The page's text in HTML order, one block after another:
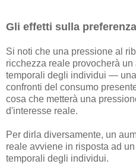
Gli effetti sulla
Si noti che una pressione al
ricchezza reale provocherà
temporali degli individui —
confronti del consumo
cosa che metterà una
d'interesse reale.
Per dirla diversamente, un
reale avviene in risposta ad
temporali degli individui.